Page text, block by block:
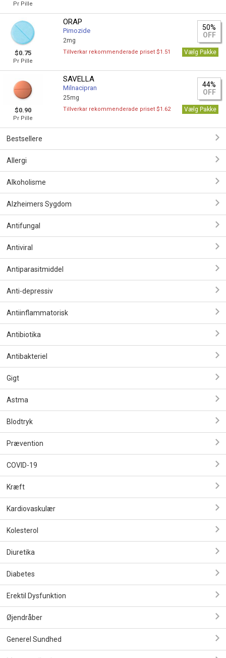
Pr Pille
$0.75
Pr Pille
ORAP
Pimozide
2mg
50%
OFF
Tillverkar rekommenderade priset $1.51 Vælg Pakke
$0.90
Pr Pille
SAVELLA
Milnacipran
25mg
44%
OFF
Tillverkar rekommenderade priset $1.62 Vælg Pakke
Bestsellere
Allergi
Alkoholisme
Alzheimers Sygdom
Antifungal
Antiviral
Antiparasitmiddel
Anti-depressiv
Antiinflammatorisk
Antibiotika
Antibakteriel
Gigt
Astma
Blodtryk
Prævention
COVID-19
Kræft
Kardiovaskulær
Kolesterol
Diuretika
Diabetes
Erektil Dysfunktion
Øjendråber
Generel Sundhed